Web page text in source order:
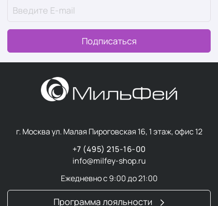
ароматических композициях и лаконичном дизайне
упаковки.
Мужские средства часто включают компоненты с
противовоспалительным и успокаивающим
действием, а текстуры легче впитываются, не
оставляя липкости.
профессиональной
мужской косметики для
Подписаться
г. Москва ул. Малая Пироговская 16, 1 этаж, офис 12
+7 (495) 215-16-00
info@milfey-shop.ru
Ежедневно с 9:00 до 21:00
Программа лояльности